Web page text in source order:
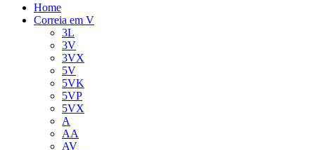
Home
Correia em V
3L
3V
3VX
5V
5VK
5VP
5VX
A
AA
AV